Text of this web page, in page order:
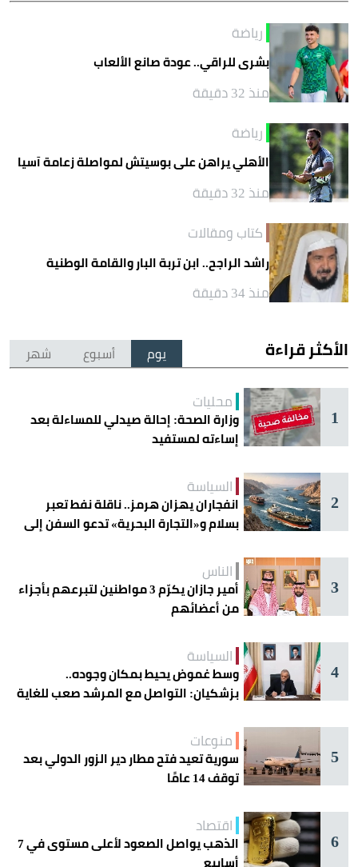
رياضة
بشرى للراقي.. عودة صانع الألعاب
منذ 32 دقيقة
رياضة
الأهلي يراهن على بوسيتش لمواصلة زعامة آسيا
منذ 32 دقيقة
كتاب ومقالات
راشد الراجح.. ابن تربة البار والقامة الوطنية
منذ 34 دقيقة
الأكثر قراءة يوم أسبوع شهر
1
محليات
وزارة الصحة: إحالة صيدلي للمساءلة بعد
إساءته لمستفيد
2
السياسة
انفجاران يهزان هرمز.. ناقلة نفط تعبر
بسلام و«التجارة البحرية» تدعو السفن إلى
3
الناس
أمير جازان يكرّم 3 مواطنين لتبرعهم بأجزاء
من أعضائهم
4
السياسة
وسط غموض يحيط بمكان وجوده..
بزشكيان: التواصل مع المرشد صعب للغاية
5
منوعات
سورية تعيد فتح مطار دير الزور الدولي بعد
توقف 14 عامًا
6
اقتصاد
الذهب يواصل الصعود لأعلى مستوى في 7